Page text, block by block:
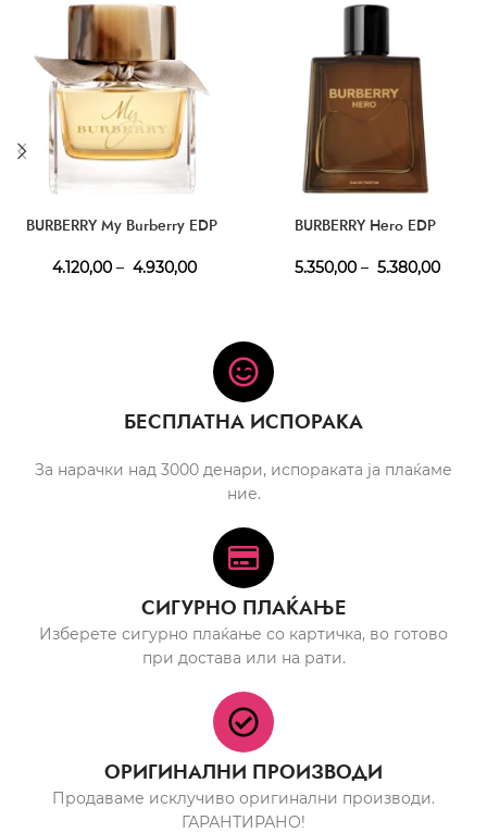
BURBERRY My Burberry EDP
4.120,00 – 4.930,00
BURBERRY Hero EDP
5.350,00 – 5.380,00
БЕСПЛАТНА ИСПОРАКА
За нарачки над 3000 денари, испораката ја плаќаме
ние.
СИГУРНО ПЛАЌАЊЕ
Изберете сигурно плаќање со картичка, во готово
при достава или на рати.
ОРИГИНАЛНИ ПРОИЗВОДИ
Продаваме исклучиво оригинални производи.
ГАРАНТИРАНО!